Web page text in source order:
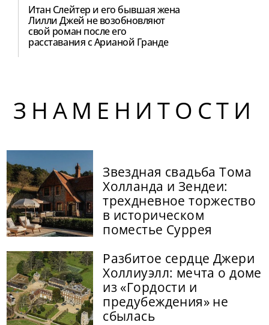
Итан Слейтер и его бывшая жена
Лилли Джей не возобновляют
свой роман после его
расставания с Арианой Гранде
ЗНАМЕНИТОСТИ
Звездная свадьба Тома
Холланда и Зендеи:
трехдневное торжество
в историческом
поместье Суррея
Разбитое сердце Джери
Холлиуэлл: мечта о доме
из «Гордости и
предубеждения» не
сбылась